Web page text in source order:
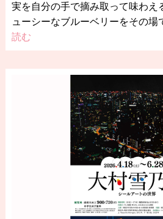
実を自分の手で摘み取って味わえ
ューシーなブルーベリーをその
読む